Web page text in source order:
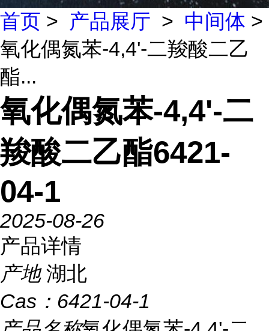
首页 > 产品展厅 > 中间体 >
氧化偶氮苯-4,4'-二羧酸二乙
酯...
氧化偶氮苯-4,4'-二
羧酸二乙酯6421-
04-1
2025-08-26
产品详情
产地 湖北
Cas： 6421-04-1